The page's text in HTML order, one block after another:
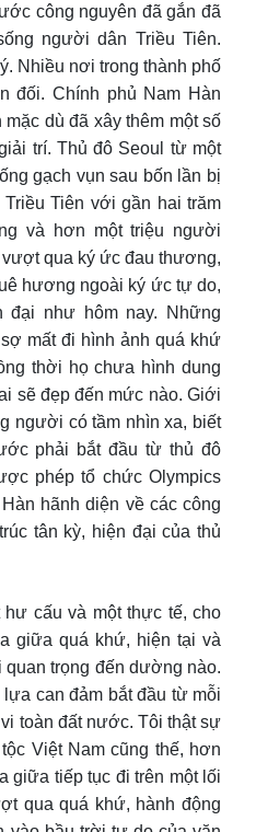
công nguyên đã gắn đã
người dân Triều Tiên.
Nhiều nơi trong thành phố
đối. Chính phủ Nam Hàn
dù đã xây thêm một số
trí. Thủ đô Seoul từ một
gạch vụn sau bốn lần bị
Tiên với gần hai trăm
và hơn một triệu người
qua ký ức đau thương,
hương ngoài ký ức tự do,
đại như hôm nay. Những
mất đi hình ảnh quá khứ
thời họ chưa hình dung
sẽ đẹp đến mức nào. Giới
người có tầm nhìn xa, biết
phải bắt đầu từ thủ đô
phép tổ chức Olympics
hãnh diện về các công
tân kỳ, hiện đại của thủ
hư cấu và một thực tế, cho
giữa quá khứ, hiện tại và
trọng đến dường nào.
can đảm bắt đầu từ mỗi
toàn đất nước. Tôi thật sự
Việt Nam cũng thế, hơn
giữa tiếp tục đi trên một lối
qua quá khứ, hành động